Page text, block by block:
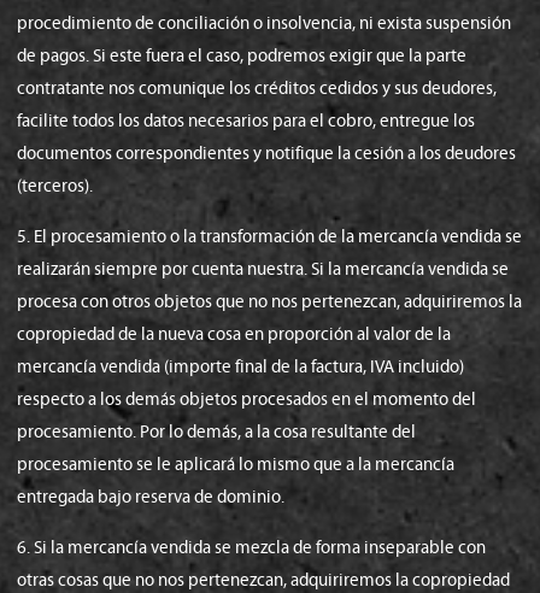
procedimiento de conciliación o insolvencia, ni exista suspensión
de pagos. Si este fuera el caso, podremos exigir que la parte
contratante nos comunique los créditos cedidos y sus deudores,
facilite todos los datos necesarios para el cobro, entregue los
documentos correspondientes y notifique la cesión a los deudores
(terceros).
5. El procesamiento o la transformación de la mercancía vendida se
realizarán siempre por cuenta nuestra. Si la mercancía vendida se
procesa con otros objetos que no nos pertenezcan, adquiriremos la
copropiedad de la nueva cosa en proporción al valor de la
mercancía vendida (importe final de la factura, IVA incluido)
respecto a los demás objetos procesados en el momento del
procesamiento. Por lo demás, a la cosa resultante del
procesamiento se le aplicará lo mismo que a la mercancía
entregada bajo reserva de dominio.
6. Si la mercancía vendida se mezcla de forma inseparable con
otras cosas que no nos pertenezcan, adquiriremos la copropiedad